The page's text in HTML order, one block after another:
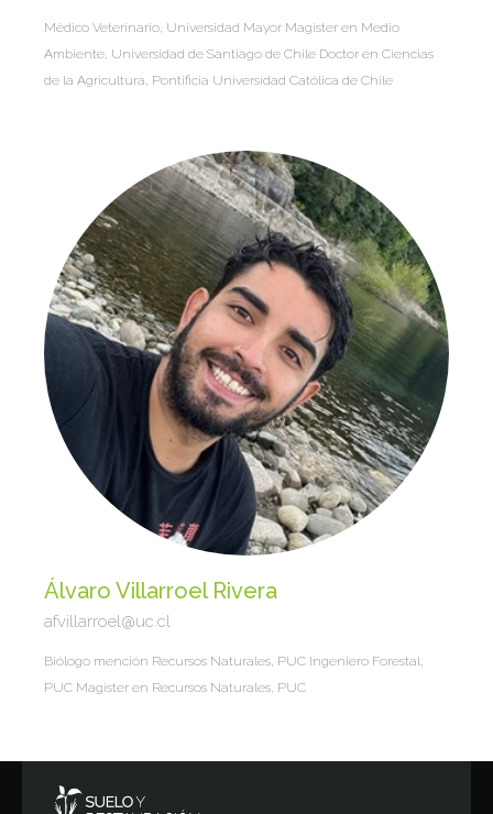
Médico Veterinario, Universidad Mayor Magíster en Medio
Ambiente, Universidad de Santiago de Chile Doctor en Ciencias
de la Agricultura, Pontificia Universidad Católica de Chile
Álvaro Villarroel Rivera
afvillarroel@uc.cl
Biólogo mención Recursos Naturales, PUC Ingeniero Forestal,
PUC Magíster en Recursos Naturales, PUC